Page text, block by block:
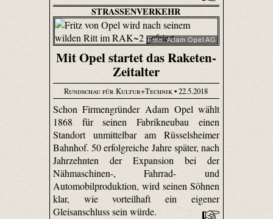
STRASSENVERKEHR
Foto: Adam Opel AG
Mit Opel startet das Raketen-
Zeitalter
Rundschau für Kultur+Technik• 22.5.2018
Schon Firmengründer Adam Opel wählt
1868 für seinen Fabrikneubau einen
Standort unmittelbar am Rüsselsheimer
Bahnhof. 50 erfolgreiche Jahre später, nach
Jahrzehnten der Expansion bei der
Nähmaschinen-, Fahrrad- und
Automobilproduktion, wird seinen Söhnen
klar, wie vorteilhaft ein eigener
Gleisanschluss sein würde.